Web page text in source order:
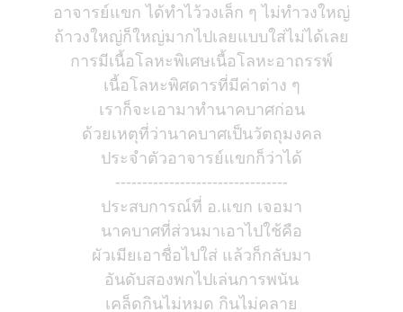
อาจารย์แขก ได้ทำไว้วงเล็ก ๆ ไม่ทำวงใหญ่
ถ้าวงใหญ่ก็ใหญ่มากไปเลยแบบใส่ไม่ได้เลย
การมีเนื้อโลหะพิเศษเนื้อโลหะอาถรรพ์
เนื้อโลหะพิศดารที่มีค่าต่าง ๆ
เราก็จะเอามาทำนาคบาศก่อน
ด้วยเหตุที่ว่านาคบาศเป็นวัตถุมงคล
ประจำตัวอาจารย์แขกก็ว่าได้
--------------------------------
ประสบการณ์ที่ อ.แขก เจอมา
นาคบาศที่ส่วนมาเอาไปใช้คือ
ผัวเมียเอาชื่อไปใส่ แล้วก็กลับมา
อันดับสองพกไปเล่นการพนัน
เคล็ดกินไม่หมด กินไม่คลาย